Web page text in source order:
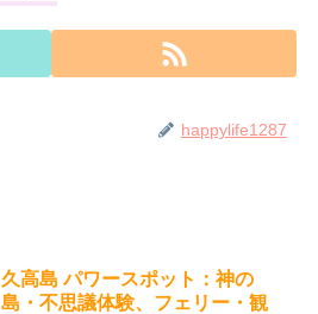
happylife1287
久高島 パワースポット：神の
島・不思議体験、フェリー・観